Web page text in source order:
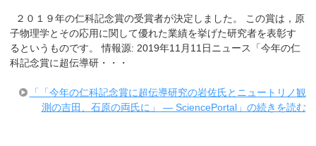
２０１９年の仁科記念賞の受賞者が決定しました。 この賞は，原
子物理学とその応用に関して優れた業績を挙げた研究者を表彰す
るというものです。 情報源: 2019年11月11日ニュース「今年の仁
科記念賞に超伝導研・・・
「「今年の仁科記念賞に超伝導研究の岩佐氏とニュートリノ観
測の吉田、石原の両氏に」 ― SciencePortal」の続きを読む